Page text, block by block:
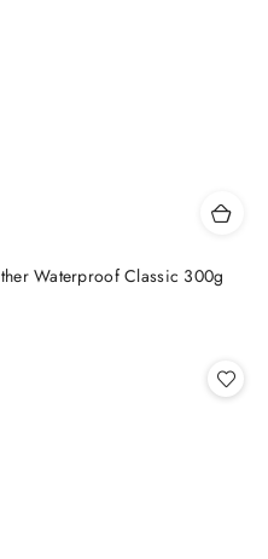
Waterproof Classic 300g